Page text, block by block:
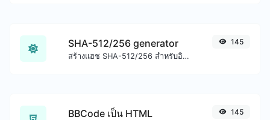
SHA-512/256 generator
สร้างแฮช SHA-512/256 สำหรับอินพุตสตริงใดๆ
145
BBCode เป็น HTML 145